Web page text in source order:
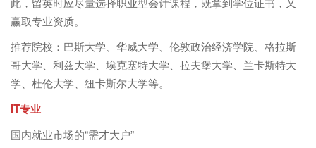
赢取专业资质。
推荐院校：巴斯大学、华威大学、伦敦政治经济学院、格拉斯
哥大学、利兹大学、埃克塞特大学、拉夫堡大学、兰卡斯特大
学、杜伦大学、纽卡斯尔大学等。
IT专业
国内就业市场的“需才大户”